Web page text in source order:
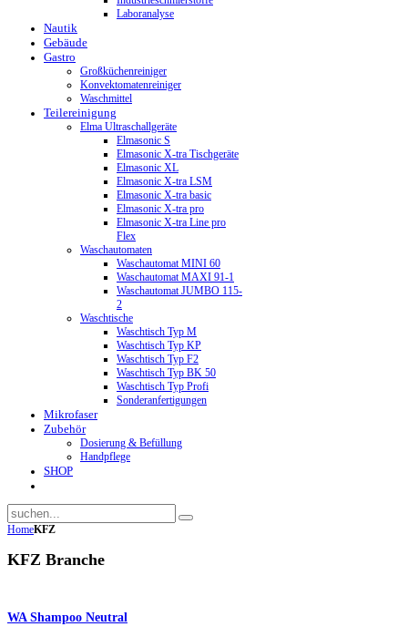
Laboranalyse
Nautik
Gebäude
Gastro
Großküchenreiniger
Konvektomatenreiniger
Waschmittel
Teilereinigung
Elma Ultraschallgeräte
Elmasonic S
Elmasonic X-tra Tischgeräte
Elmasonic XL
Elmasonic X-tra LSM
Elmasonic X-tra basic
Elmasonic X-tra pro
Elmasonic X-tra Line pro
Flex
Waschautomaten
Waschautomat MINI 60
Waschautomat MAXI 91-1
Waschautomat JUMBO 115-
2
Waschtische
Waschtisch Typ M
Waschtisch Typ KP
Waschtisch Typ F2
Waschtisch Typ BK 50
Waschtisch Typ Profi
Sonderanfertigungen
Mikrofaser
Zubehör
Dosierung & Befüllung
Handpflege
SHOP
HomeKFZ
KFZ Branche
WA Shampoo Neutral